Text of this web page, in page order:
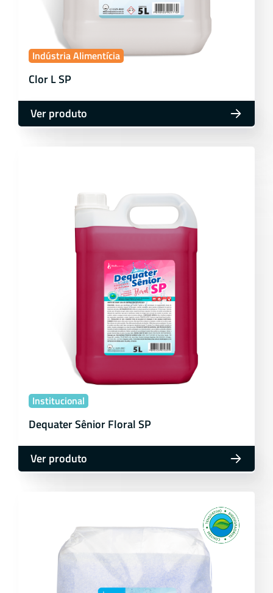
Indústria Alimentícia
Clor L SP
Ver produto
Institucional
Dequater Sênior Floral SP
Ver produto